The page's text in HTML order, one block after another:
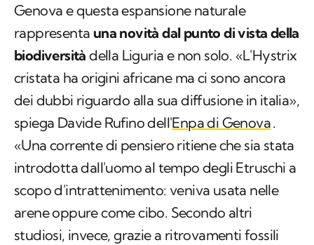
Genova e questa espansione naturale
rappresenta una novità dal punto di vista della
biodiversitàdella Liguria e non solo. «L'Hystrix
cristata ha origini africane ma ci sono ancora
dei dubbi riguardo alla sua diffusione in italia»,
spiega Davide Rufino dell'Enpa di Genova.
«Una corrente di pensiero ritiene che sia stata
introdotta dall'uomo al tempo degli Etruschi a
scopo d'intrattenimento: veniva usata nelle
arene oppure come cibo. Secondo altri
studiosi, invece, grazie a ritrovamenti fossili